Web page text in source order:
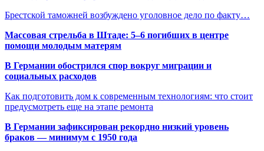
Брестской таможней возбуждено уголовное дело по факту…
Массовая стрельба в Штаде: 5–6 погибших в центре
помощи молодым матерям
В Германии обострился спор вокруг миграции и
социальных расходов
Как подготовить дом к современным технологиям: что стоит
предусмотреть еще на этапе ремонта
В Германии зафиксирован рекордно низкий уровень
браков — минимум с 1950 года